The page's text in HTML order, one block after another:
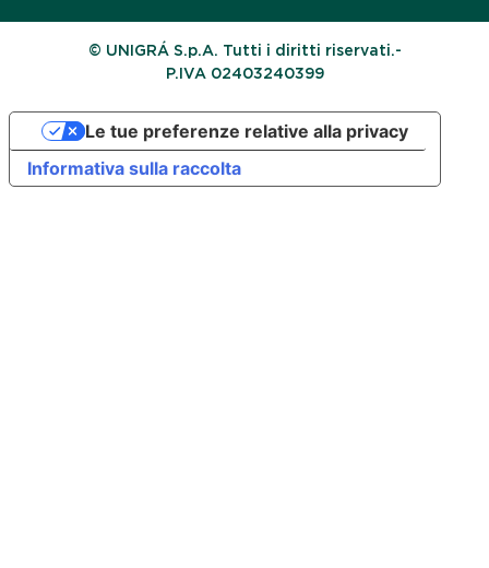
© UNIGRÁ S.p.A. Tutti i diritti riservati.-
P.IVA 02403240399
Informativa sulla raccolta
Le tue preferenze relative alla privacy